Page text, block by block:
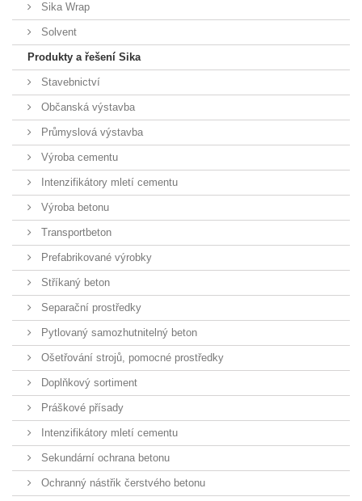
Sika Wrap
Solvent
Produkty a řešení Sika
Stavebnictví
Občanská výstavba
Průmyslová výstavba
Výroba cementu
Intenzifikátory mletí cementu
Výroba betonu
Transportbeton
Prefabrikované výrobky
Stříkaný beton
Separační prostředky
Pytlovaný samozhutnitelný beton
Ošetřování strojů, pomocné prostředky
Doplňkový sortiment
Práškové přísady
Intenzifikátory mletí cementu
Sekundární ochrana betonu
Ochranný nástřik čerstvého betonu